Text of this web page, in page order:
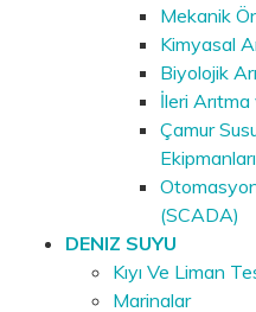
Mekanik
Kimyasal
Biyolojik
İleri
Çamur
Ekipmanları
(SCADA)
DENIZ SUYU
Kıyı Ve Liman
Marinalar